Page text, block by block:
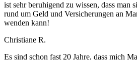
ist sehr beruhigend zu wissen, dass man
rund um Geld und Versicherungen an
wenden kann!
Christiane R.
Es sind schon fast 20 Jahre, dass mich